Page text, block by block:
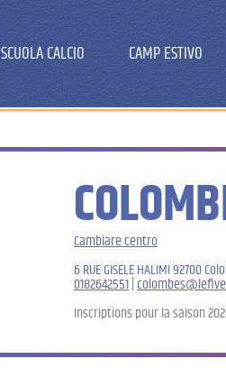
SCUOLA CALCIO CAMP ESTIVO
Cambiare centro
6 RUE GISELE HALIMI 92700
0182642551
Inscriptions pour la saison